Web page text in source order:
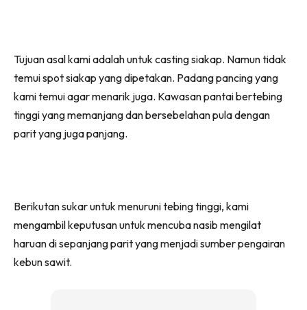
Tujuan asal kami adalah untuk casting siakap. Namun tidak
temui spot siakap yang dipetakan. Padang pancing yang
kami temui agar menarik juga. Kawasan pantai bertebing
tinggi yang memanjang dan bersebelahan pula dengan
parit yang juga panjang.
Berikutan sukar untuk menuruni tebing tinggi, kami
mengambil keputusan untuk mencuba nasib mengilat
haruan di sepanjang parit yang menjadi sumber pengairan
kebun sawit.